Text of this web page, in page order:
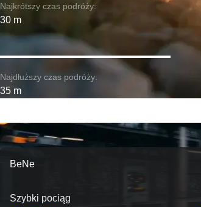
Najkrótszy czas podróży:
30 m
Najdłuższy czas podróży:
35 m
BeNe
Szybki pociąg